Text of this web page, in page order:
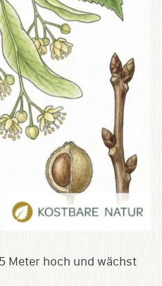
Meter hoch und wächst